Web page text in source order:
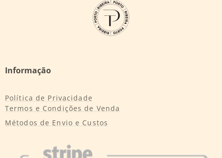
Informação
Política de Privacidade
Termos e Condições de Venda
Métodos de Envio e Custos